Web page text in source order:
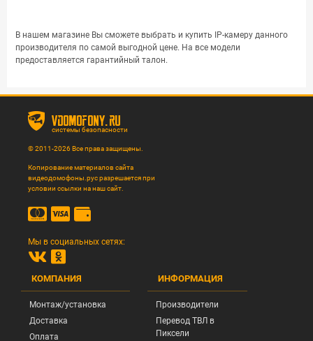
В нашем магазине Вы сможете выбрать и купить IP-камеру данного
производителя по самой выгодной цене. На все модели
предоставляется гарантийный талон.
vdomofony.ru
системы безопасности
© 2011-2026 Все права защищены.
Копирование материалов сайта
видеодомофоны.рус разрешается при
условии ссылки на наш сайт.
Мы в социальных сетях:
КОМПАНИЯ
Монтаж/установка
Доставка
Оплата
ИНФОРМАЦИЯ
Производители
Перевод ТВЛ в
Пиксели